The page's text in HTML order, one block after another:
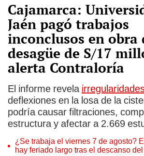
Cajamarca:
Jaén pagó trabajos
inconclusos en obra
desagüe de S/17
alerta Contraloría
El informe revela
deflexiones en la losa de la
podría causar filtraciones,
estructura y afectar a 2.669
¿Se trabaja el viernes 7 de agosto?
hay feriado largo tras el descanso